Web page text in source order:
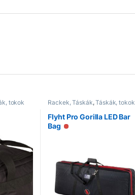
tokok
raktárkészlet
Rackek, Táskák,Táskák, tokok
Flyht Pro Gorilla LED Bar
Bag
Nincs raktáron